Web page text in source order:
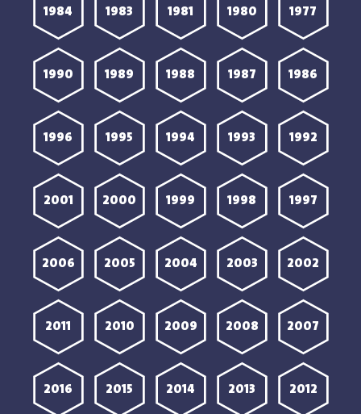
1977
1980
1981
1983
1984
1986
1987
1988
1989
1990
1992
1993
1994
1995
1996
1997
1998
1999
2000
2001
2002
2003
2004
2005
2006
2007
2008
2009
2010
2011
2012
2013
2014
2015
2016